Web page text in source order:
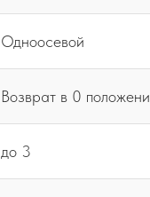
Одноосевой
Возврат в 0
до 3